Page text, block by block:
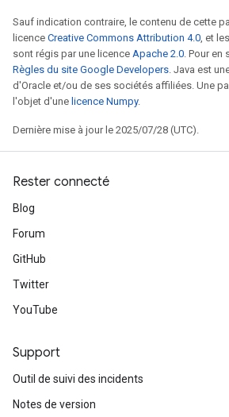
Sauf indication contraire, le contenu de cette
licence Creative Commons Attribution 4.0, et
sont régis par une licence Apache 2.0. Pour en
Règles du site Google Developers. Java est
d'Oracle et/ou de ses sociétés affiliées. Une
l'objet d'une licence Numpy.
Dernière mise à jour le 2025/07/28 (UTC).
Rester connecté
Blog
Forum
GitHub
Twitter
YouTube
Support
Outil de suivi des incidents
Notes de version